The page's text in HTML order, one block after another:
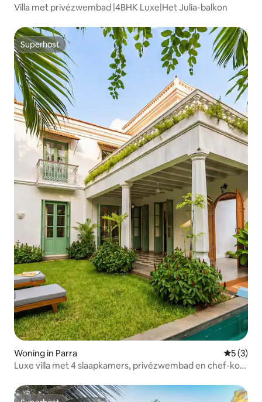
Villa met privézwembad |4BHK Luxe|Het Julia-balkon
Superhost
Superhost
Woning in Parra
5 (3)
Luxe villa met 4 slaapkamers, privézwembad en chef-kok